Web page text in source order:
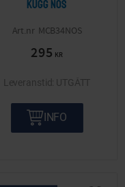
kugg NOS
MCB34NOS
295 KR
UTGÅTT
INFO